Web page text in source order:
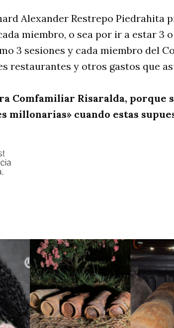
Alexander Restrepo Piedrahita
miembro, o sea por ir a estar 3
3 sesiones y cada miembro del
restaurantes y otros gastos que
Comfamiliar Risaralda,
millonarias» cuando estas